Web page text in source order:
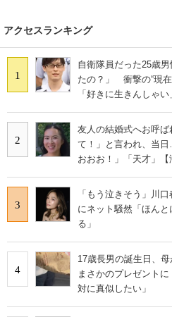
アクセスランキング
1
自衛隊員だった25歳
たの？」 衝撃の“現
「好きに生きんしゃい
2
友人の結婚式へお呼
て！」と言われ、当
おおお！」「天才」【
3
「もう泣きそう」川
にネット騒然「ほん
る」
4
17歳長男の誕生日、
まさかのプレゼント
対に真似したい」